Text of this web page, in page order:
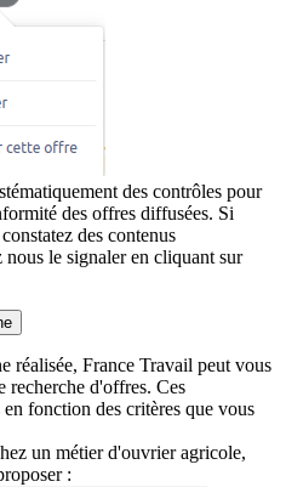
des contrôles pour
des offres diffusées. Si
des contenus
le signaler en cliquant sur
réalisée, France Travail peut vous
recherche d'offres. Ces
fonction des critères que vous
un métier d'ouvrier agricole,
: